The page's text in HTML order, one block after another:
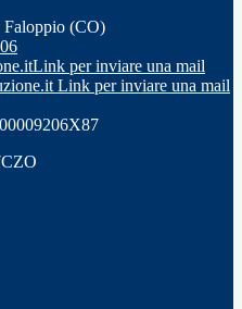
Faloppio (CO)
Link per inviare una mail
Link per inviare una mail